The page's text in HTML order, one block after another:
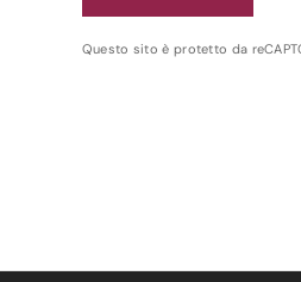
Questo sito è protetto da